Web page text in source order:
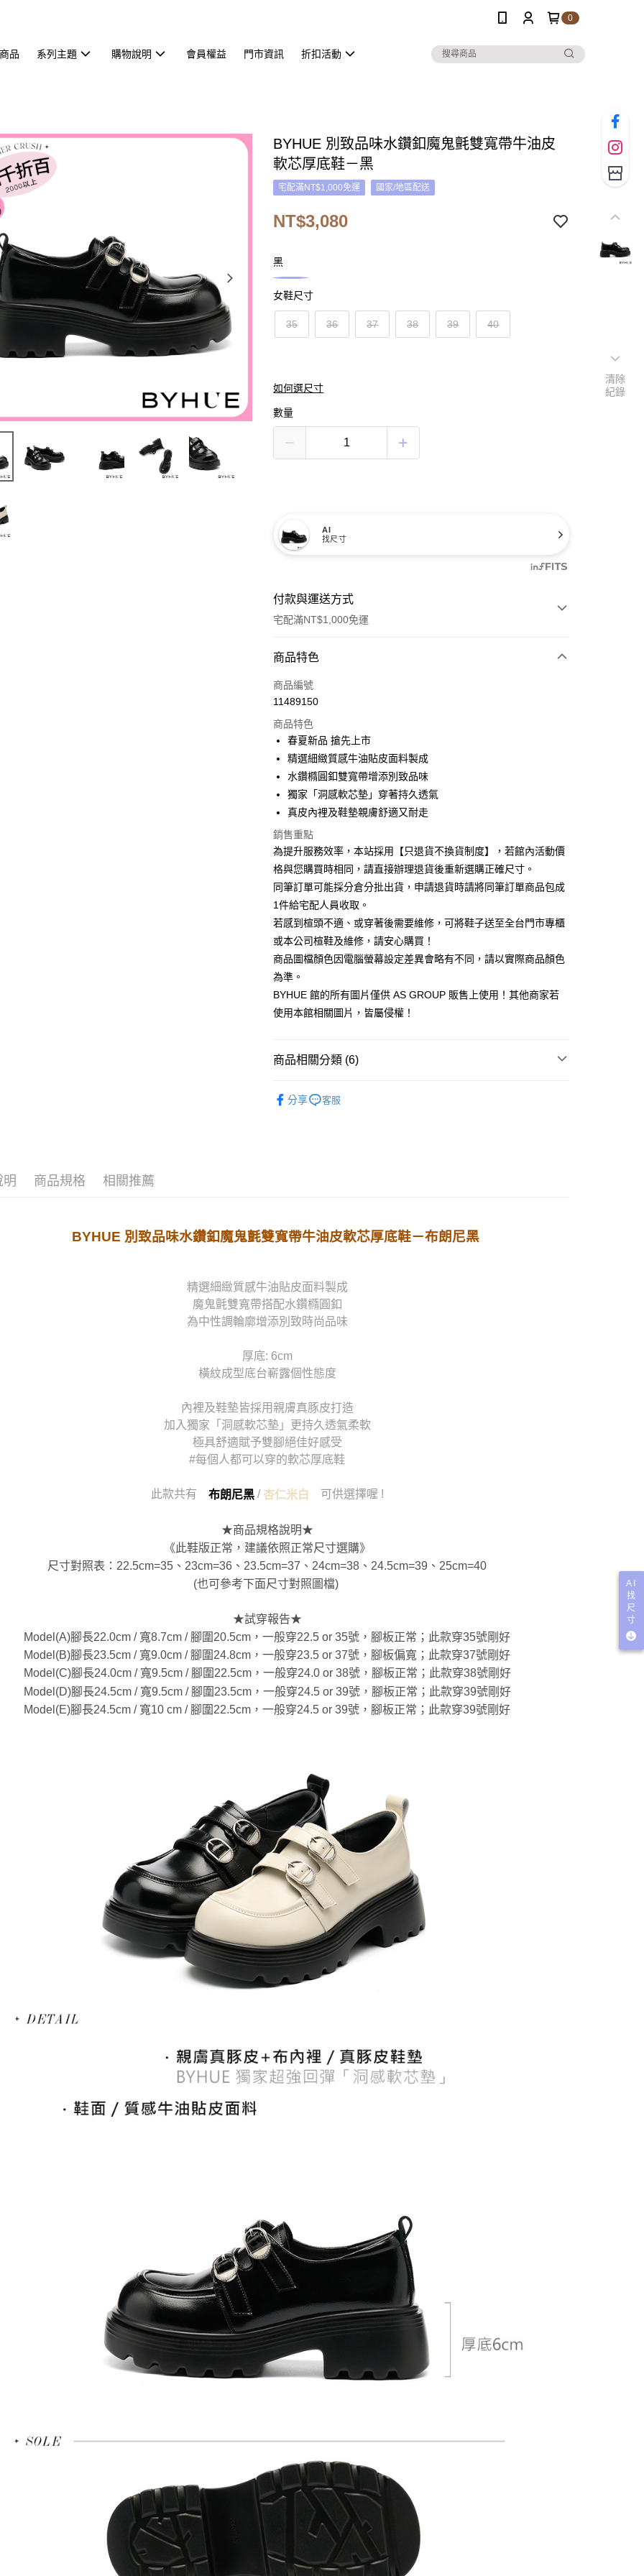
0
品 系列主題 購物說明 會員權益 門市資訊 折扣活動
BYHUE 別致品味水鑽釦魔鬼氈雙寬帶牛油皮
軟芯厚底鞋－黑
宅配滿NT$1,000免運 國家/地區配送
NT$3,080
黑
女鞋尺寸
35 36 37 38 39 40
如何選尺寸
數量
AI
找尺寸
付款與運送方式
宅配滿NT$1,000免運
付款方式
信用卡一次付款
3 期 0 利率 每期
合作金庫商業銀行
華南商業銀行
國泰世華商業銀行
兆豐國際商業銀行
臺灣中小企業銀行
匯豐（台灣）商業銀行
聯邦商業銀行
遠東國際商業銀行
玉山商業銀行
星展（台灣）商業銀行
台新國際商業銀行
中國信託商業銀行
台灣樂天信用卡公司
6 期 0 利率 每期NT$513
合作金庫商業銀行
華南商業銀行
彰化商業銀行
上海商業儲蓄銀行
臺灣中小企業銀行
匯豐（台灣）商業銀行
華泰商業銀行
聯邦商業銀行
遠東國際商業銀行
元大商業銀行
永豐商業銀行
台新國際商業銀行
台灣樂天信用卡公司
12 期 0 利率 每期NT$256
合作金庫商業銀行
第一商業銀行
華南商業銀行
上海商業儲蓄銀行
國泰世華商業銀行
臺灣中小企業銀行
台中商業銀行
匯豐（台灣）商業銀行
華泰商業銀行
聯邦商業銀行
遠東國際商業銀行
元大商業銀行
玉山商業銀行
星展（台灣）商業銀行
台灣樂天信用卡公司
LINE Pay
Apple Pay
街口支付
悠遊付
Google Pay
ATM付款
運送方式
宅配
離島宅配
國家/地區配送
商品特色
商品編號
11489150
商品特色
春夏新品 搶先上市
精選細緻質感牛油貼皮面料製成
水鑽橢圓釦雙寬帶增添別致品味
獨家「洞感軟芯墊」穿著持久透氣
真皮內裡及鞋墊親膚舒適又耐走
銷售重點
為提升服務效率，本站採用【只退貨不換貨制度】，若館內活動價
格與您購買時相同，請直接辦理退貨後重新選購正確尺寸。
同筆訂單可能採分倉分批出貨，申請退貨時請將同筆訂單商品包成
1件給宅配人員收取。
若感到楦頭不適、或穿著後需要維修，可將鞋子送至全台門市專櫃
或本公司楦鞋及維修，請安心購買！
商品圖檔顏色因電腦螢幕設定差異會略有不同，請以實際商品顏色
為準。
BYHUE 館的所有圖片僅供 AS GROUP 販售上使用！其他商家若
使用本館相關圖片，皆屬侵權！
商品相關分類 (6)
分享 客服
明 商品規格 相關推薦
BYHUE 別致品味水鑽釦魔鬼氈雙寬帶牛油皮軟芯厚底鞋－布朗尼黑
精選細緻質感牛油貼皮面料製成
魔鬼氈雙寬帶搭配水鑽橢圓釦
為中性調輪廓增添別致時尚品味
厚底: 6cm
橫紋成型底台嶄露個性態度
內裡及鞋墊皆採用親膚真豚皮打造
加入獨家「洞感軟芯墊」更持久透氣柔軟
極具舒適賦予雙腳絕佳好感受
#每個人都可以穿的軟芯厚底鞋
此款共有 布朗尼黑/杏仁米白 可供選擇喔 !
★商品規格說明★
《此鞋版正常，建議依照正常尺寸選購》
尺寸對照表：22.5cm=35、23cm=36、23.5cm=37、24cm=38、24.5cm=39、25cm=40
(也可參考下面尺寸對照圖檔)
★試穿報告★
Model(A)腳長22.0cm / 寬8.7cm / 腳圍20.5cm，一般穿22.5 or 35號，腳板正常；此款穿35號剛好
Model(B)腳長23.5cm / 寬9.0cm / 腳圍24.8cm，一般穿23.5 or 37號，腳板偏寬；此款穿37號剛好
Model(C)腳長24.0cm / 寬9.5cm / 腳圍22.5cm，一般穿24.0 or 38號，腳板正常；此款穿38號剛好
Model(D)腳長24.5cm / 寬9.5cm / 腳圍23.5cm，一般穿24.5 or 39號，腳板正常；此款穿39號剛好
Model(E)腳長24.5cm / 寬10 cm / 腳圍22.5cm，一般穿24.5 or 39號，腳板正常；此款穿39號剛好
清除
紀錄
AI
找
尺
寸